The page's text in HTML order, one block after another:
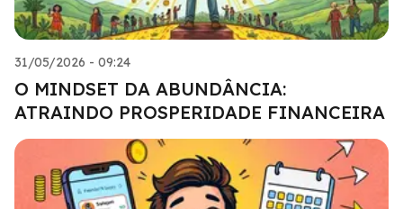
31/05/2026 - 09:24
O MINDSET DA ABUNDÂNCIA:
ATRAINDO PROSPERIDADE FINANCEIRA